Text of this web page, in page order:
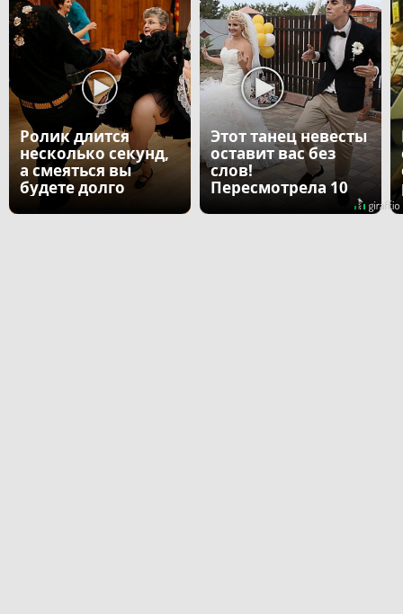
Ролик длится
несколько секунд,
а смеяться вы
будете долго
Этот танец невесты
оставит вас без
слов!
Пересмотрела 10